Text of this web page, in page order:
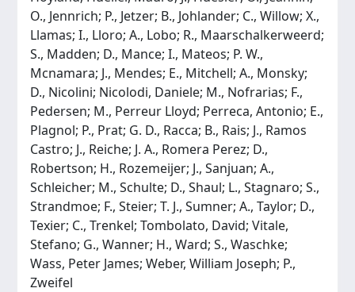
O., Jennrich; P., Jetzer; B., Johlander; C., Willow; X.,
Llamas; I., Lloro; A., Lobo; R., Maarschalkerweerd;
S., Madden; D., Mance; I., Mateos; P. W.,
Mcnamara; J., Mendes; E., Mitchell; A., Monsky;
D., Nicolini; Nicolodi, Daniele; M., Nofrarias; F.,
Pedersen; M., Perreur Lloyd; Perreca, Antonio; E.,
Plagnol; P., Prat; G. D., Racca; B., Rais; J., Ramos
Castro; J., Reiche; J. A., Romera Perez; D.,
Robertson; H., Rozemeijer; J., Sanjuan; A.,
Schleicher; M., Schulte; D., Shaul; L., Stagnaro; S.,
Strandmoe; F., Steier; T. J., Sumner; A., Taylor; D.,
Texier; C., Trenkel; Tombolato, David; Vitale,
Stefano; G., Wanner; H., Ward; S., Waschke;
Wass, Peter James; Weber, William Joseph; P.,
Zweifel